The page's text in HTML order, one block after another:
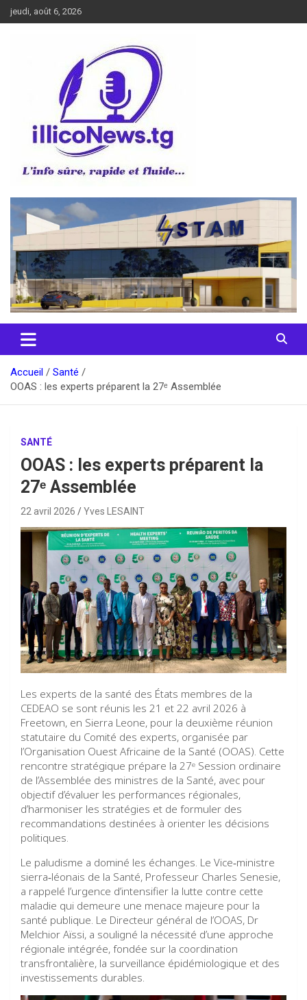
Aller
au
jeudi, août 6, 2026
illiconews
Accueil
Santé
OOAS : les experts préparent la 27ᵉ Assemblée
SANTÉ
OOAS : les experts préparent la
27ᵉ Assemblée
22 avril 2026 Yves LESAINT
Les experts de la santé des États membres de la
CEDEAO se sont réunis les 21 et 22 avril 2026 à
Freetown, en Sierra Leone, pour la deuxième réunion
statutaire du Comité des experts, organisée par
l’Organisation Ouest Africaine de la Santé (OOAS). Cette
rencontre stratégique prépare la 27ᵉ Session ordinaire
de l’Assemblée des ministres de la Santé, avec pour
objectif d’évaluer les performances régionales,
d’harmoniser les stratégies et de formuler des
recommandations destinées à orienter les décisions
politiques.
Le paludisme a dominé les échanges. Le Vice‑ministre
sierra‑léonais de la Santé, Professeur Charles Senesie,
a rappelé l’urgence d’intensifier la lutte contre cette
maladie qui demeure une menace majeure pour la
santé publique. Le Directeur général de l’OOAS, Dr
Melchior Aïssi, a souligné la nécessité d’une approche
régionale intégrée, fondée sur la coordination
transfrontalière, la surveillance épidémiologique et des
investissements durables.